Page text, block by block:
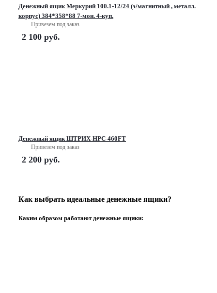
Денежный ящик Меркурий 100.1-12/24 (э/магнитный , металл.
корпус) 384*358*88 7-мон. 4-куп.
Привезем под заказ
2 100 руб.
Денежный ящик ШТРИХ-НРС-460FT
Привезем под заказ
2 200 руб.
Как выбрать идеальные денежные ящики?
Каким образом работают денежные ящики: